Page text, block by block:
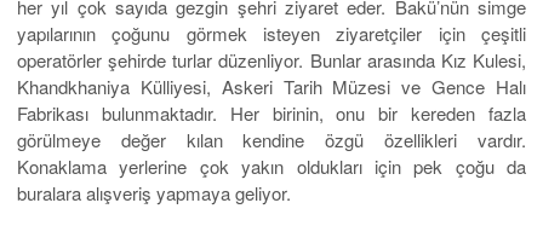
her yıl çok sayıda gezgin şehri ziyaret eder. Bakü’nün simge
yapılarının çoğunu görmek isteyen ziyaretçiler için çeşitli
operatörler şehirde turlar düzenliyor. Bunlar arasında Kız Kulesi,
Khandkhaniya Külliyesi, Askeri Tarih Müzesi ve Gence Halı
Fabrikası bulunmaktadır. Her birinin, onu bir kereden fazla
görülmeye değer kılan kendine özgü özellikleri vardır.
Konaklama yerlerine çok yakın oldukları için pek çoğu da
buralara alışveriş yapmaya geliyor.